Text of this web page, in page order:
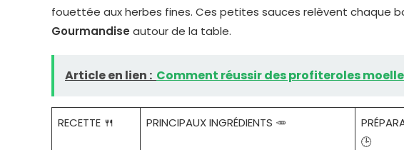
fouettée aux herbes fines. Ces petites sauces relèvent chaque
Gourmandise autour de la table.
Article en lien : Comment réussir des profiteroles
RECETTE 🍴 PRINCIPAUX INGRÉDIENTS 🥕
🕒